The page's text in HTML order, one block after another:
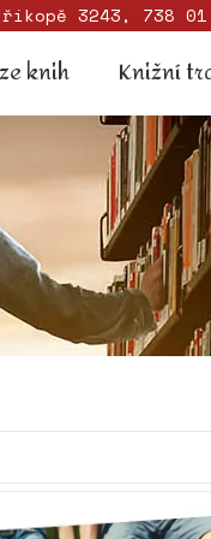
3243, 738
knih Knižní
knih